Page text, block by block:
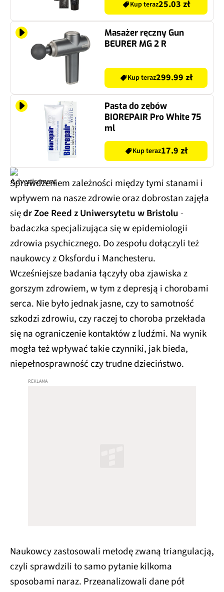
Kup teraz25.03 zł
Masażer ręczny Gun
BEURER MG 2 R
Kup teraz299.99 zł
Pasta do zębów
BIOREPAIR Pro White 75
ml
Kup teraz17.9 zł
Sprawdzeniem zależności między tymi stanami i
wpływem na nasze zdrowie oraz dobrostan zajęła
siędr Zoe Reed z Uniwersytetu w Bristolu-
badaczka specjalizująca się w epidemiologii
zdrowia psychicznego. Do zespołu dołączyli też
naukowcy z Oksfordu i Manchesteru.
Wcześniejsze badania łączyły oba zjawiska z
gorszym zdrowiem, w tym z depresją i chorobami
serca. Nie było jednak jasne, czy to samotność
szkodzi zdrowiu, czy raczej to choroba przekłada
się na ograniczenie kontaktów z ludźmi. Na wynik
mogła też wpływać takie czynniki, jak bieda,
niepełnosprawność czy trudne dzieciństwo.
Naukowcy zastosowali metodę zwaną triangulacją,
czyli sprawdzili to samo pytanie kilkoma
sposobami naraz. Przeanalizowali dane pół